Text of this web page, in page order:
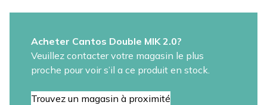
Acheter Cantos Double MIK 2.0?
Veuillez contacter votre magasin le plus
proche pour voir s’il a ce produit en stock.
Trouvez un magasin à proximité